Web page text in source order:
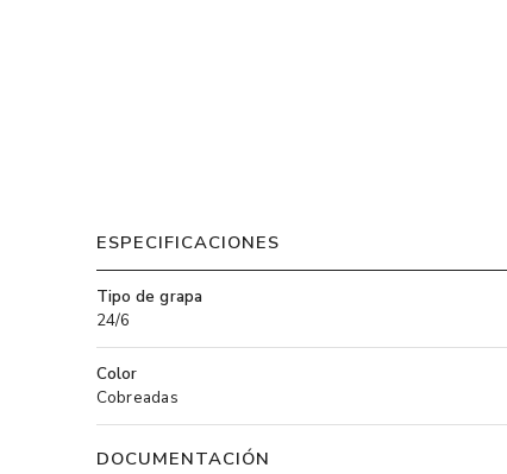
ESPECIFICACIONES
Tipo de grapa
24/6
Color
Cobreadas
DOCUMENTACIÓN